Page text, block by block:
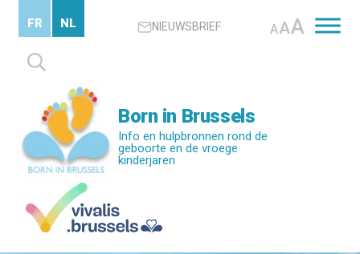
content
NIEUWSBRIEF AAA
Zoeken
naar:
FR NL
Born in Brussels
Info en hulpbronnen rond de
geboorte en de vroege
kinderjaren